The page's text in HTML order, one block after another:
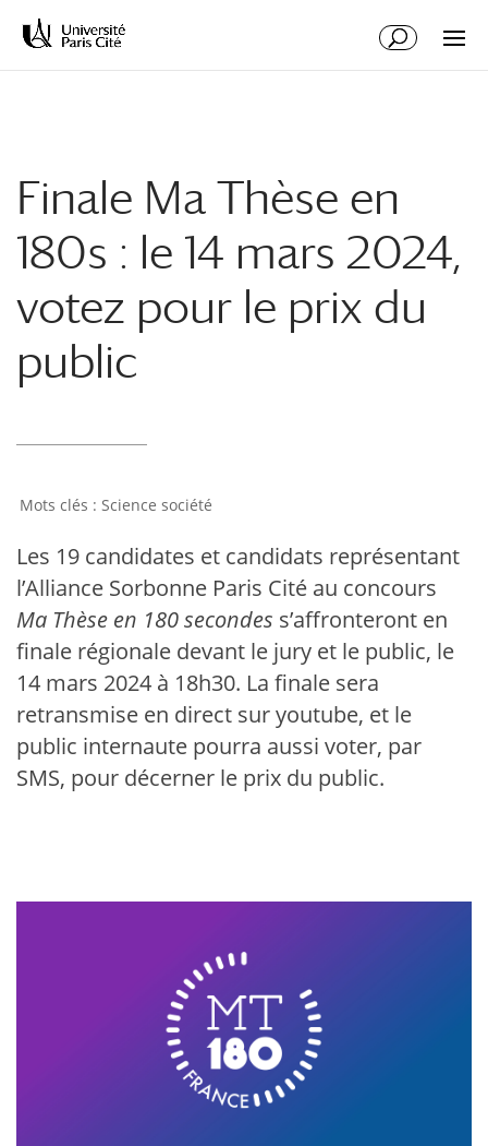
Finale Ma Thèse en
180s : le 14 mars 2024,
votez pour le prix du
public
Science société
Les 19 candidates et candidats représentant
l’Alliance Sorbonne Paris Cité au concours
Ma Thèse en 180 secondes s’affronteront en
finale régionale devant le jury et le public, le
14 mars 2024 à 18h30. La finale sera
retransmise en direct sur youtube, et le
public internaute pourra aussi voter, par
SMS, pour décerner le prix du public.